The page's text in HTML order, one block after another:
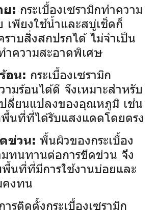
ย: กระเบื้องเซรามิกทำความ
เพียงใช้น้ำและสบู่เช็ดก็
าบสิ่งสกปรกได้ ไม่จำเป็น
ำความสะอาดพิเศษ
อน: กระเบื้องเซรามิก
มร้อนได้ดี จึงเหมาะสำหรับ
ลี่ยนแปลงของอุณหภูมิ เช่น
นที่ที่ได้รับแสงแดดโดยตรง
ข่วน: พื้นผิวของกระเบื้อง
มทนทานต่อการขีดข่วน จึง
พื้นที่ที่มีการใช้งานบ่อยและ
คงทน
ารติดตั้งกระเบื้องเซรามิก